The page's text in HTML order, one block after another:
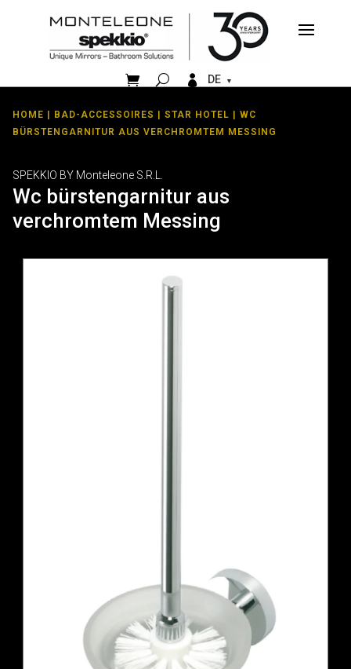
  DE
HOME | BAD-ACCESSOIRES | STAR HOTEL | WC
BÜRSTENGARNITUR AUS VERCHROMTEM MESSING
SPEKKIO BY Monteleone S.R.L.
Wc bürstengarnitur aus
verchromtem Messing